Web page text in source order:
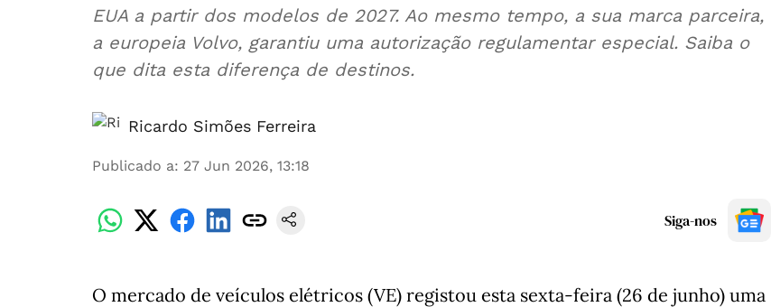
EUA a partir dos modelos de 2027. Ao mesmo tempo, a sua marca parceira,
a europeia Volvo, garantiu uma autorização regulamentar especial. Saiba o
que dita esta diferença de destinos.
Ricardo Simões Ferreira
Publicado a: 27 Jun 2026, 13:18
Siga-nos
O mercado de veículos elétricos (VE) registou esta sexta-feira (26 de junho) uma